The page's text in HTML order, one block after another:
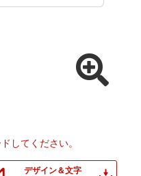
してください。
デザイン＆文字